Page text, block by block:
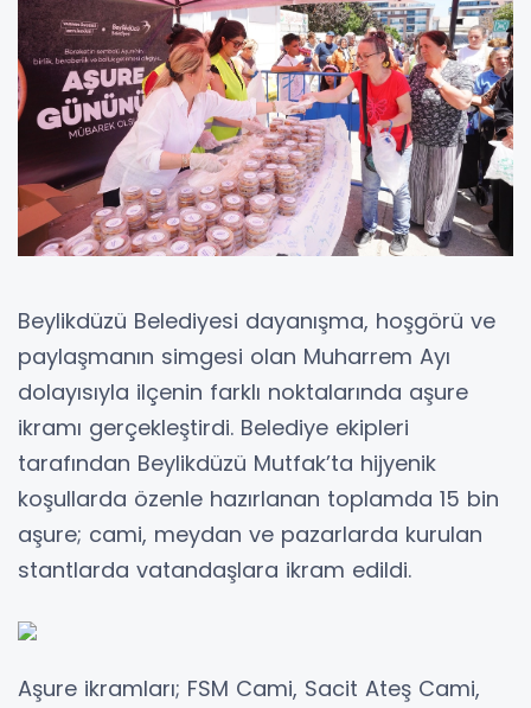
Beylikdüzü Belediyesi dayanışma, hoşgörü ve
paylaşmanın simgesi olan Muharrem Ayı
dolayısıyla ilçenin farklı noktalarında aşure
ikramı gerçekleştirdi. Belediye ekipleri
tarafından Beylikdüzü Mutfak’ta hijyenik
koşullarda özenle hazırlanan toplamda 15 bin
aşure; cami, meydan ve pazarlarda kurulan
stantlarda vatandaşlara ikram edildi.
Aşure ikramları; FSM Cami, Sacit Ateş Cami,